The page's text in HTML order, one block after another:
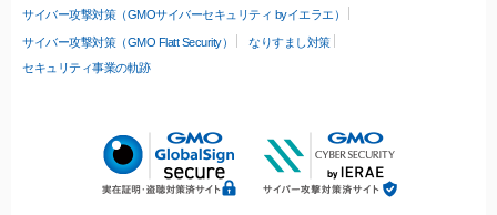
サイバー攻撃対策（GMOサイバーセキュリティ byイエラエ）
サイバー攻撃対策（GMO Flatt Security）
なりすまし対策
セキュリティ事業の軌跡